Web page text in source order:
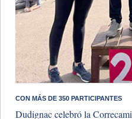
​CON MÁS DE 350 PARTICIPANTES
Dudignac celebró la